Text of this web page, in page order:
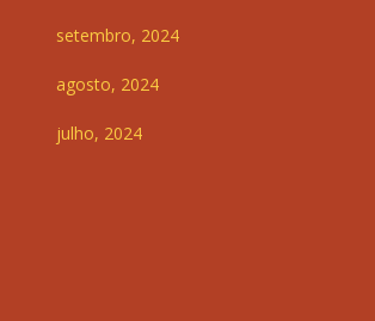
setembro, 2024
agosto, 2024
julho, 2024